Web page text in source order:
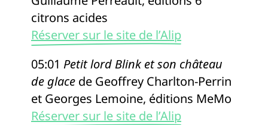
citrons acides
Réserver sur le site de l’Alip
05:01 Petit lord Blink et son château
de glace de Geoffrey Charlton-Perrin
et Georges Lemoine, éditions MeMo
Réserver sur le site de l’Alip